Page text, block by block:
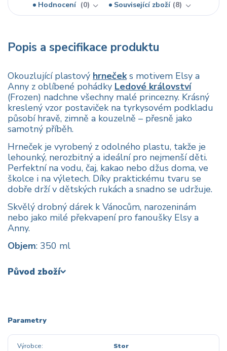
Hodnocení
0 Související zboží 8
Popis a specifikace produktu
Okouzlující plastový hrnečeks motivem Elsy a
Anny z oblíbené pohádky Ledové království
(Frozen) nadchne všechny malé princezny. Krásný
kreslený vzor postaviček na tyrkysovém podkladu
působí hravě, zimně a kouzelně – přesně jako
samotný příběh.
Hrneček je vyrobený z odolného plastu, takže je
lehounký, nerozbitný a ideální pro nejmenší děti.
Perfektní na vodu, čaj, kakao nebo džus doma, ve
školce i na výletech. Díky praktickému tvaru se
dobře drží v dětských rukách a snadno se udržuje.
Skvělý drobný dárek k Vánocům, narozeninám
nebo jako milé překvapení pro fanoušky Elsy a
Anny.
Objem: 350 ml
Původ zboží
Parametry
Výrobce Stor